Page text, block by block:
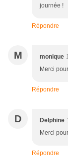
journée !
Répondre
M monique
Merci
Répondre
D Delphine
Merci
Répondre